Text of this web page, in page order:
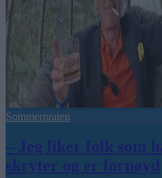
Sommerpraten
– Jeg liker folk som
skryter og er fornøyd